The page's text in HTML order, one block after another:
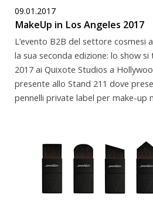
09.01.2017
MakeUp in Los Angeles 2017
L’evento B2B del settore cosmesi
la sua seconda edizione: lo show si
2017 ai Quixote Studios a
presente allo Stand 211 dove
pennelli private label per make-up